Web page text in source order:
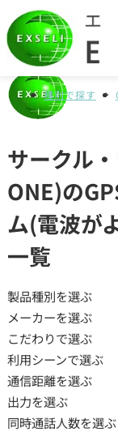
種別で探す
サークル
ONE)の
ム(電波が
一覧
製品種別を選ぶ
メーカーを選ぶ
こだわりで選ぶ
利用シーンで選ぶ
通信距離を選ぶ
出力を選ぶ
同時通話人数を選ぶ